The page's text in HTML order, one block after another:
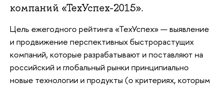
компаний «ТехУспех-2015».
Цель ежегодного рейтинга «ТехУспех» — выявление
и продвижение перспективных быстрорастущих
компаний, которые разрабатывают и поставляют на
российский и глобальный рынки принципиально
новые технологии и продукты (о критериях, которым